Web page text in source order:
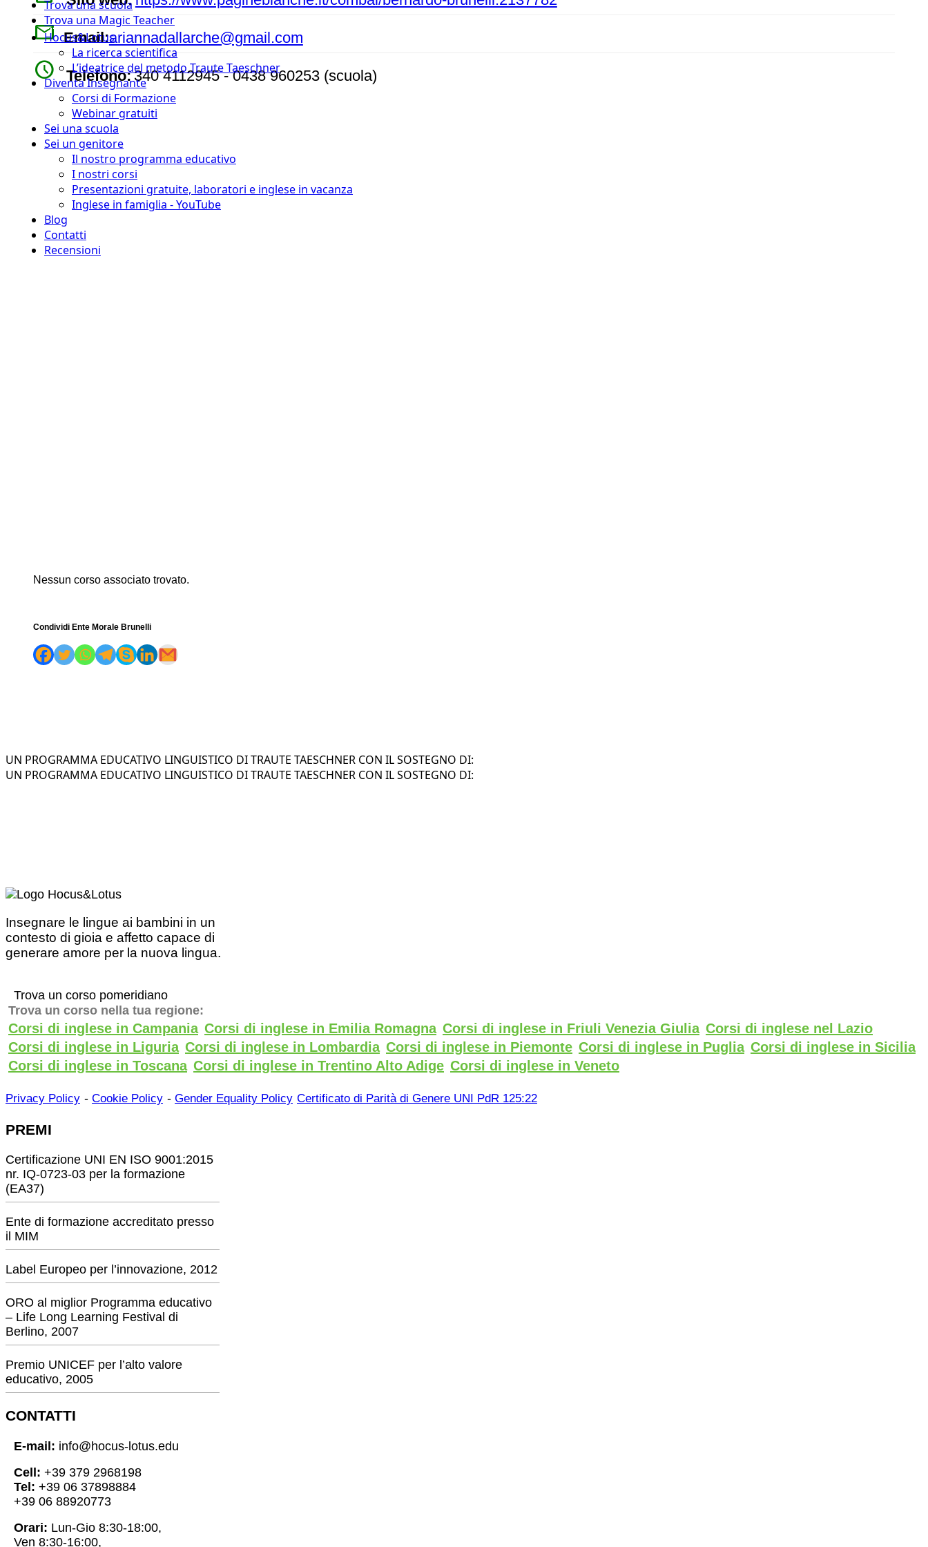
Trova una scuola
Trova una Magic Teacher
Hocus&Lotus
La ricerca scientifica
L’ideatrice del metodo Traute Taeschner
Diventa Insegnante
Corsi di Formazione
Webinar gratuiti
Sei una scuola
Sei un genitore
Il nostro programma educativo
I nostri corsi
Presentazioni gratuite, laboratori e inglese in vacanza
Inglese in famiglia - YouTube
Blog
Contatti
Recensioni
mail Email:ariannadallarche@gmail.com
watch_later Telefono:340 4112945 - 0438 960253 (scuola)
Nessun corso associato trovato.
Condividi Ente Morale Brunelli
UN PROGRAMMA EDUCATIVO LINGUISTICO DI TRAUTE TAESCHNER CON IL SOSTEGNO DI:
UN PROGRAMMA EDUCATIVO LINGUISTICO DI TRAUTE TAESCHNER CON IL SOSTEGNO DI:
Insegnare le lingue ai bambini in un
contesto di gioia e affetto capace di
generare amore per la nuova lingua.
Trova un corso pomeridiano
Trova un corso nella tua regione:
Corsi di inglese in Campania Corsi di inglese in Emilia Romagna Corsi di inglese in Friuli Venezia Giulia Corsi di inglese nel Lazio
Corsi di inglese in Liguria Corsi di inglese in Lombardia Corsi di inglese in Piemonte Corsi di inglese in Puglia Corsi di inglese in Sicilia
Corsi di inglese in Toscana Corsi di inglese in Trentino Alto Adige Corsi di inglese in Veneto
Privacy Policy - Cookie Policy - Gender Equality Policy Certificato di Parità di Genere UNI PdR 125:22
PREMI
Certificazione UNI EN ISO 9001:2015
nr. IQ-0723-03 per la formazione
(EA37)
Ente di formazione accreditato presso
il MIM
Label Europeo per l’innovazione, 2012
ORO al miglior Programma educativo
– Life Long Learning Festival di
Berlino, 2007
Premio UNICEF per l’alto valore
educativo, 2005
CONTATTI
E-mail: info@hocus-lotus.edu
Cell: +39 379 2968198
Tel: +39 06 37898884
+39 06 88920773
Orari: Lun-Gio 8:30-18:00,
Ven 8:30-16:00,